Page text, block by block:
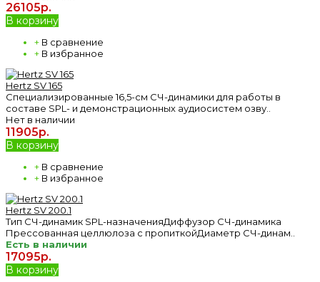
26105р.
В корзину
+ В сравнение
+ В избранное
Hertz SV 165
Специализированные 16,5-см СЧ-динамики для работы в
составе SPL- и демонстрационных аудиосистем озву..
Нет в наличии
11905р.
В корзину
+ В сравнение
+ В избранное
Hertz SV 200.1
Тип СЧ-динамик SPL-назначенияДиффузор СЧ-динамика
Прессованная целлюлоза с пропиткойДиаметр СЧ-динам..
Есть в наличии
17095р.
В корзину